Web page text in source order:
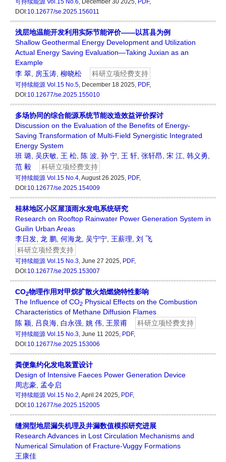
可持续能源 Vol.15 No.6, December 30 2025, PDF,
DOI:10.12677/se.2025.156011
浅层地温能开发利用实际节能评价——以莒县为例
Shallow Geothermal Energy Development and Utilization
Actual Energy Saving Evaluation—Taking Juxian as an
Example
李 翠, 房玉涛, 柳晓松 科研立项经费支持
可持续能源 Vol.15 No.5, December 18 2025, PDF,
DOI:10.12677/se.2025.155010
多场协同的综合能源系统节能改造效益评价探讨
Discussion on the Evaluation of the Benefits of Energy-
Saving Transformation of Multi-Field Synergistic Integrated
Energy System
班 璐, 吴庆敏, 王 松, 陈 波, 孙 宁, 王 轩, 张轩昂, 宋 江, 韩义勇,
范 毅
科研立项经费支持
可持续能源 Vol.15 No.4, August 26 2025, PDF,
DOI:10.12677/se.2025.154009
桂林地区小区屋顶雨水发电系统研究
Research on Rooftop Rainwater Power Generation System in
Guilin Urban Areas
李日发, 龙 鹏, 何海龙, 吴宁宁, 王薪理, 刘 飞
科研立项经费支持
可持续能源 Vol.15 No.3, June 27 2025, PDF,
DOI:10.12677/se.2025.153007
CO2物理作用对甲烷扩散火焰燃烧特性影响
The Influence of CO2 Physical Effects on the Combustion
Characteristics of Methane Diffusion Flames
陈 颖, 吕良海, 白永强, 姚 伟, 王景甫 科研立项经费支持
可持续能源 Vol.15 No.3, June 11 2025, PDF,
DOI:10.12677/se.2025.153006
粪便集约化发电装置设计
Design of Intensive Faeces Power Generation Device
周志豪, 孟令启
可持续能源 Vol.15 No.2, April 24 2025, PDF,
DOI:10.12677/se.2025.152005
缝洞型地层漏失机理及井漏数值模拟研究进展
Research Advances in Lost Circulation Mechanisms and
Numerical Simulation of Fracture-Vuggy Formations
王康佳